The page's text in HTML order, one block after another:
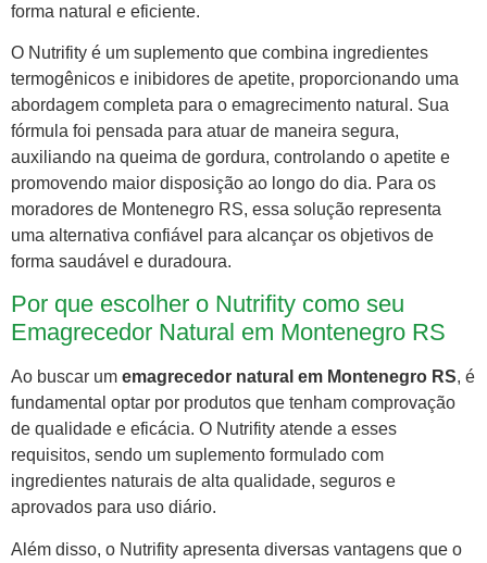
forma natural e eficiente.
O Nutrifity é um suplemento que combina ingredientes
termogênicos e inibidores de apetite, proporcionando uma
abordagem completa para o emagrecimento natural. Sua
fórmula foi pensada para atuar de maneira segura,
auxiliando na queima de gordura, controlando o apetite e
promovendo maior disposição ao longo do dia. Para os
moradores de Montenegro RS, essa solução representa
uma alternativa confiável para alcançar os objetivos de
forma saudável e duradoura.
Por que escolher o Nutrifity como seu
Emagrecedor Natural em Montenegro RS
Ao buscar um emagrecedor natural em Montenegro RS, é
fundamental optar por produtos que tenham comprovação
de qualidade e eficácia. O Nutrifity atende a esses
requisitos, sendo um suplemento formulado com
ingredientes naturais de alta qualidade, seguros e
aprovados para uso diário.
Além disso, o Nutrifity apresenta diversas vantagens que o